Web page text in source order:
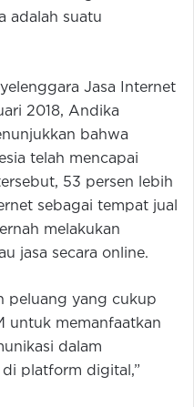
adalah suatu
Jasa Internet
2018, Andika
bahwa
telah mencapai
53 persen lebih
sebagai tempat jual
melakukan
jasa secara online.
peluang yang cukup
untuk memanfaatkan
dalam
platform digital,”